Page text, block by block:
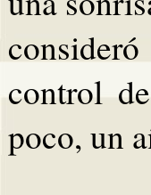
control
poco, un